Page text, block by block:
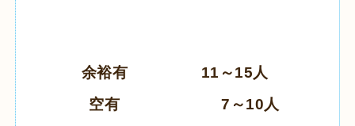
余裕有
11～15人
空有
7～10人